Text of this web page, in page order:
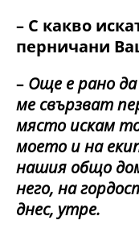
– С какво
перничани
– Още е рано да
ме свързват
място искам
моето и на
нашия общо
него, на
днес, утре.